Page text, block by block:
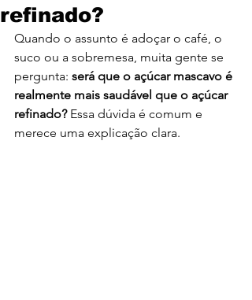
refinado?
Quando o assunto é adoçar o café, o
suco ou a sobremesa, muita gente se
pergunta: será que o açúcar mascavo é
realmente mais saudável que o açúcar
refinado? Essa dúvida é comum e
merece uma explicação clara.